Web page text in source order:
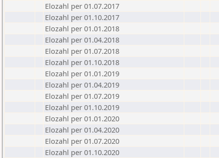
Elozahl per 01.07.2017
Elozahl per 01.10.2017
Elozahl per 01.01.2018
Elozahl per 01.04.2018
Elozahl per 01.07.2018
Elozahl per 01.10.2018
Elozahl per 01.01.2019
Elozahl per 01.04.2019
Elozahl per 01.07.2019
Elozahl per 01.10.2019
Elozahl per 01.01.2020
Elozahl per 01.04.2020
Elozahl per 01.07.2020
Elozahl per 01.10.2020